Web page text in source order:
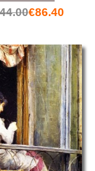
€86.40